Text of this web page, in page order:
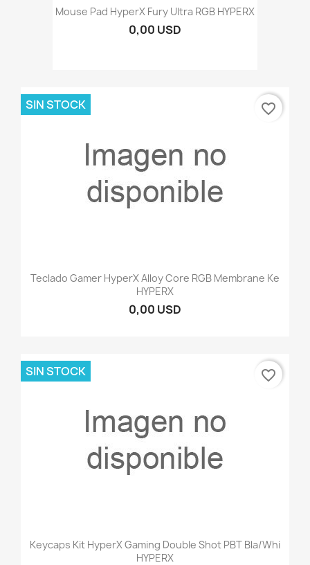
Mouse Pad HyperX Fury Ultra RGB HYPERX
0,00 USD
Teclado Gamer HyperX Alloy Core RGB Membrane Ke
HYPERX
0,00 USD
SIN STOCK favorite_border
Keycaps Kit HyperX Gaming Double Shot PBT Bla/Whi
HYPERX
SIN STOCK favorite_border